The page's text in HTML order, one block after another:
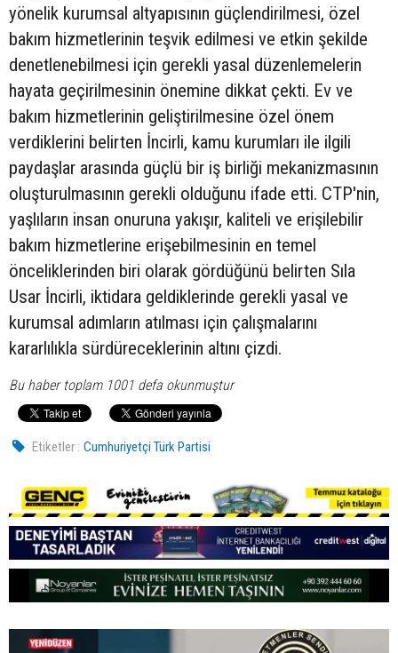
yönelik kurumsal altyapısının güçlendirilmesi, özel
bakım hizmetlerinin teşvik edilmesi ve etkin şekilde
denetlenebilmesi için gerekli yasal düzenlemelerin
hayata geçirilmesinin önemine dikkat çekti. Ev ve
bakım hizmetlerinin geliştirilmesine özel önem
verdiklerini belirten İncirli, kamu kurumları ile ilgili
paydaşlar arasında güçlü bir iş birliği mekanizmasının
oluşturulmasının gerekli olduğunu ifade etti. CTP'nin,
yaşlıların insan onuruna yakışır, kaliteli ve erişilebilir
bakım hizmetlerine erişebilmesinin en temel
önceliklerinden biri olarak gördüğünü belirten Sıla
Usar İncirli, iktidara geldiklerinde gerekli yasal ve
kurumsal adımların atılması için çalışmalarını
kararlılıkla sürdüreceklerinin altını çizdi.
Bu haber toplam 1001 defa okunmuştur
Etiketler : Cumhuriyetçi Türk Partisi